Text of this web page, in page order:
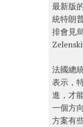
最新版
統特朗
排會見
法國總
表示，
進，才
一個方
方案有